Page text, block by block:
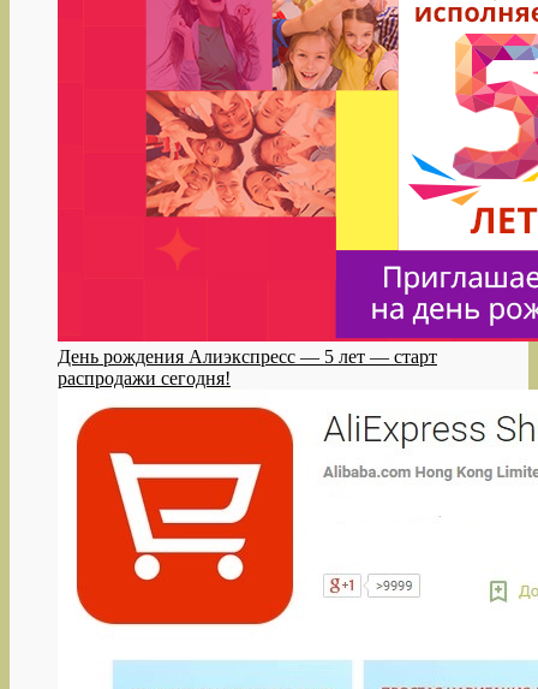
День рождения Алиэкспресс — 5 лет — старт
распродажи сегодня!